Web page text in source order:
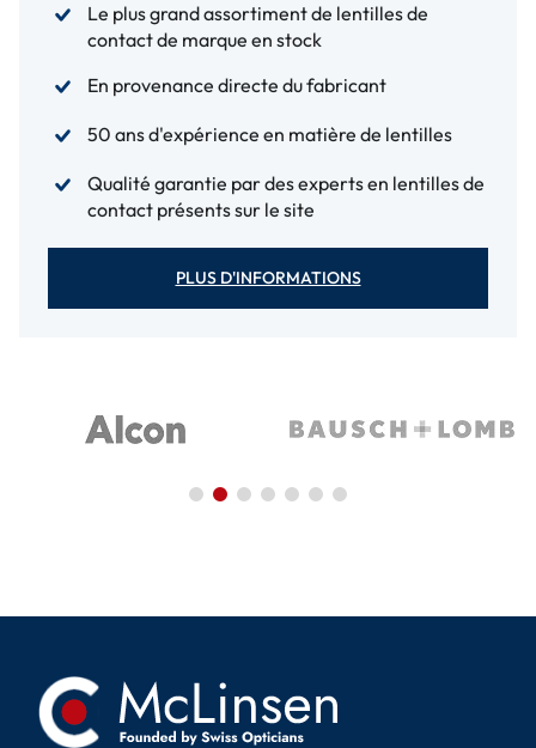
Le plus grand assortiment de lentilles de
contact de marque en stock
En provenance directe du fabricant
50 ans d'expérience en matière de lentilles
Qualité garantie par des experts en lentilles de
contact présents sur le site
PLUS D'INFORMATIONS